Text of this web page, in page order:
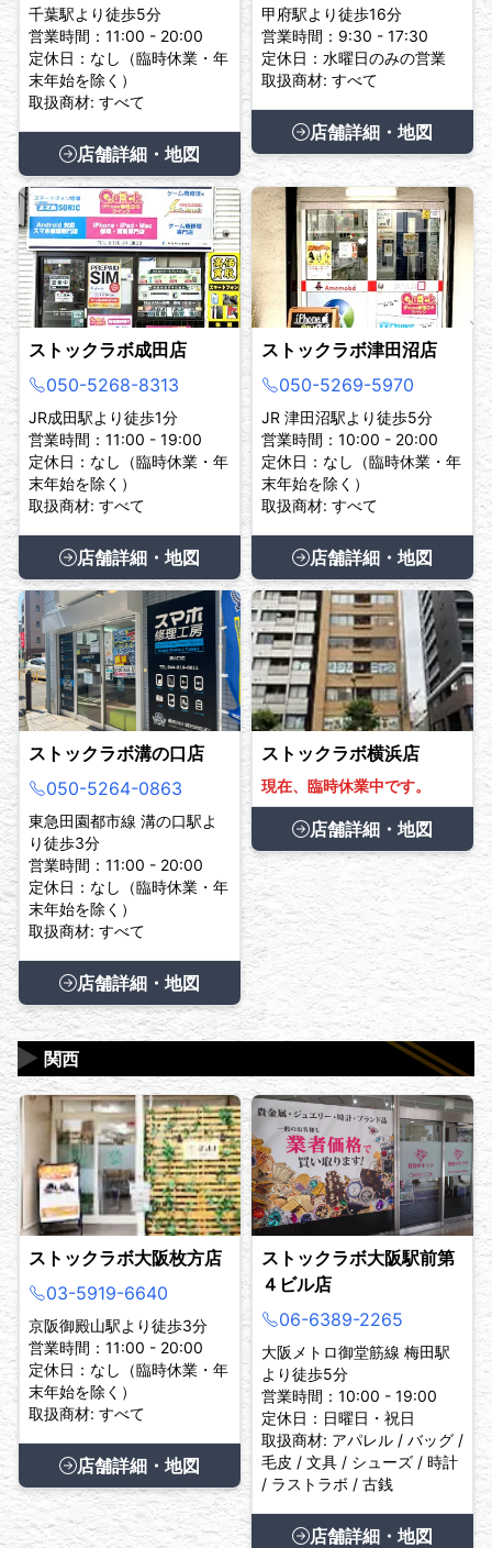
千葉駅より徒歩5分
営業時間：11:00 - 20:00
定休日：なし（臨時休業・年
末年始を除く）
取扱商材: すべて
店舗詳細・地図
甲府駅より徒歩16分
営業時間：9:30 - 17:30
定休日：水曜日のみの営業
取扱商材: すべて
店舗詳細・地図
ストックラボ成田店
050-5268-8313
JR成田駅より徒歩1分
営業時間：11:00 - 19:00
定休日：なし（臨時休業・年
末年始を除く）
取扱商材: すべて
店舗詳細・地図
ストックラボ津田沼店
050-5269-5970
JR 津田沼駅より徒歩5分
営業時間：10:00 - 20:00
定休日：なし（臨時休業・年
末年始を除く）
取扱商材: すべて
店舗詳細・地図
ストックラボ溝の口店
050-5264-0863
東急田園都市線 溝の口駅よ
り徒歩3分
営業時間：11:00 - 20:00
定休日：なし（臨時休業・年
末年始を除く）
取扱商材: すべて
店舗詳細・地図
ストックラボ横浜店
現在、臨時休業中です。
店舗詳細・地図
関西
▶
ストックラボ大阪枚方店
03-5919-6640
京阪御殿山駅より徒歩3分
営業時間：11:00 - 20:00
定休日：なし（臨時休業・年
末年始を除く）
取扱商材: すべて
店舗詳細・地図
ストックラボ大阪駅前第
４ビル店
06-6389-2265
大阪メトロ御堂筋線 梅田駅
より徒歩5分
営業時間：10:00 - 19:00
定休日：日曜日・祝日
取扱商材: アパレル / バッグ /
毛皮 / 文具 / シューズ / 時計
/ ラストラボ / 古銭
店舗詳細・地図